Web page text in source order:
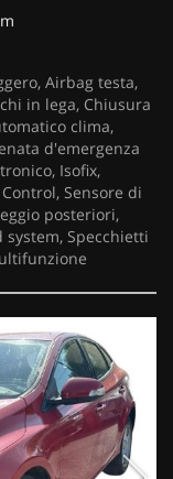
Airbag testa,
in lega, Chiusura
clima,
d'emergenza
Isofix,
Sensore di
posteriori,
system, Specchietti